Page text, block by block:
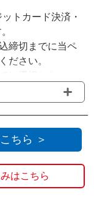
トカード決済・
締切までに当ペ
ださい。
お申し込みから
合は、再度お申
ちら ＞
はこちら